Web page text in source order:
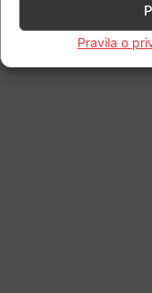
Pravila o